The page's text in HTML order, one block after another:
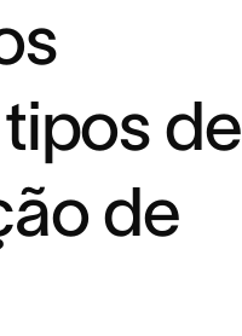
de
de